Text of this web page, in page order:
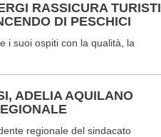
RASSICURA TURISTI
DI PESCHICI
i suoi ospiti con la qualità, la
ADELIA AQUILANO
regionale del sindacato